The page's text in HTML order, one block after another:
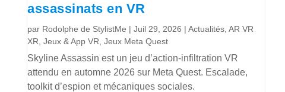
assassinats en VR
par Rodolphe de StylistMe |Juil 29, 2026 |Actualités ,AR VR
XR ,Jeux & App VR ,Jeux Meta Quest
Skyline Assassin est un jeu d’action-infiltration VR
attendu en automne 2026 sur Meta Quest. Escalade,
toolkit d’espion et mécaniques sociales.